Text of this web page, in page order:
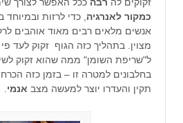
כמקור לאנרגיה , כדי לרזות
אנשים מלאים רבים מאוד אוהבים
ל"שריפת השומן" ממה שהוא זקוק
בחלבונים למטרה זו – בזמן כזה
תקין והעדרו יוצר למעשה מצב אנמי